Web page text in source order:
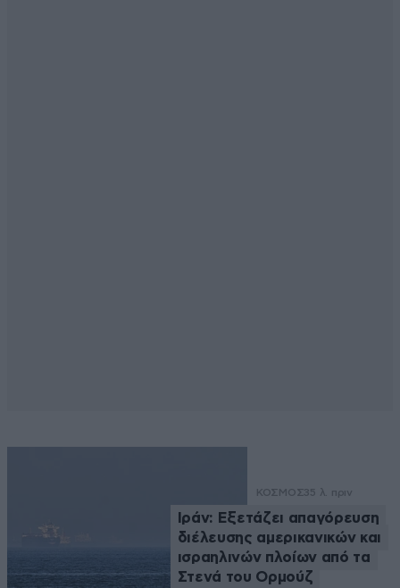
ΚΟΣΜΟΣ35 λ. πριν
Ιράν: Εξετάζει απαγόρευση
διέλευσης αμερικανικών και
ισραηλινών πλοίων από τα
Στενά του Ορμούζ